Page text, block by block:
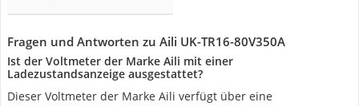
Fragen und Antworten zu Aili ‎UK-TR16-80V350A
Ist der Voltmeter der Marke Aili mit einer
Ladezustandsanzeige ausgestattet?
Dieser Voltmeter der Marke Aili verfügt über eine